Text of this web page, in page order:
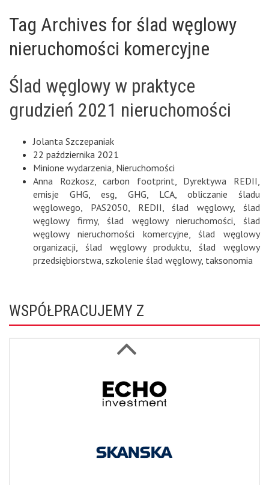
Tag Archives for ślad węglowy
nieruchomości komercyjne
Ślad węglowy w praktyce
grudzień 2021 nieruchomości
Jolanta Szczepaniak
22 października 2021
Minione wydarzenia, Nieruchomości
Anna Rozkosz,carbon footprint, Dyrektywa REDII,
emisje GHG,esg, GHG, LCA, obliczanie śladu
węglowego, PAS2050, REDII,ślad węglowy,ślad
węglowy firmy,ślad węglowy nieruchomości,ślad
węglowy nieruchomości komercyjne,ślad węglowy
organizacji, ślad węglowy produktu,ślad węglowy
przedsiębiorstwa, szkolenie ślad węglowy, taksonomia
WSPÓŁPRACUJEMY Z